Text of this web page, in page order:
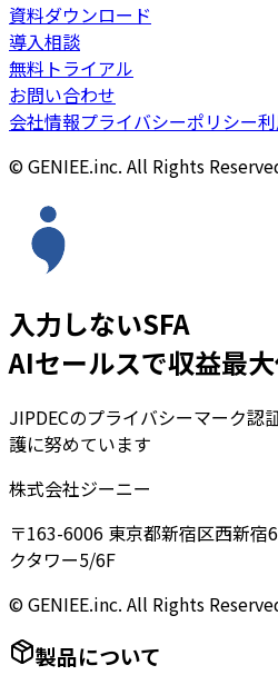
資料ダウンロード
導入相談
無料トライアル
お問い合わせ
会社情報プライバシーポリシー
© GENIEE.inc. All Rights
入力しないSFA
AIセールスで収益最
JIPDECのプライバシーマーク認
護に努めています
株式会社ジーニー
〒163-6006 東京都新宿区西新宿
クタワー5/6F
© GENIEE.inc. All Rights
製品について